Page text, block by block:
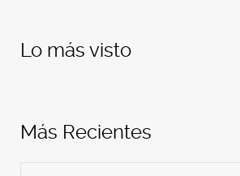
Lo más visto
Más Recientes